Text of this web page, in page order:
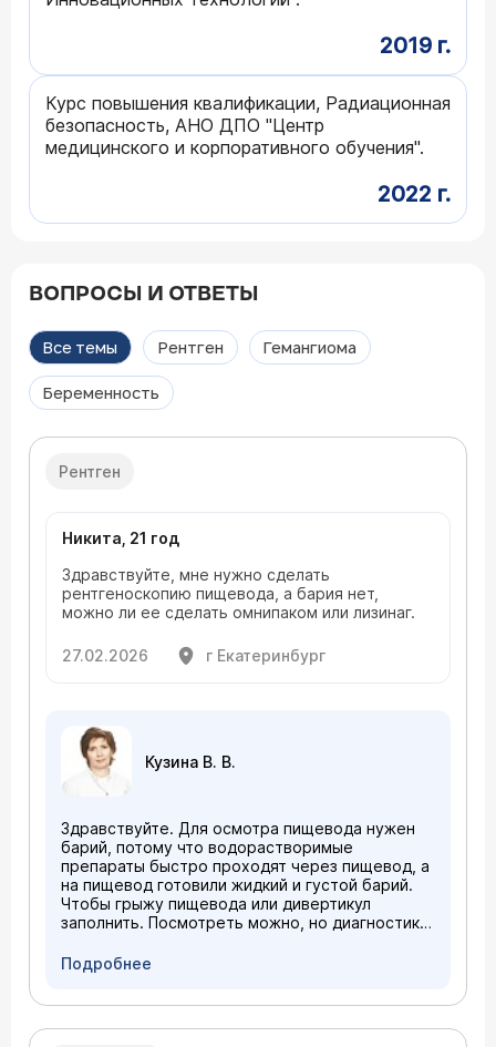
2019 г.
Курс повышения квалификации, Радиационная
безопасность, АНО ДПО "Центр
медицинского и корпоративного обучения".
2022 г.
ВОПРОСЫ И ОТВЕТЫ
Все темы Рентген Гемангиома
Беременность
Рентген
Никита, 21 год
Здравствуйте, мне нужно сделать
рентгеноскопию пищевода, а бария нет,
можно ли ее сделать омнипаком или лизинаг.
27.02.2026 г Екатеринбург
Кузина В. В.
Здравствуйте. Для осмотра пищевода нужен
барий, потому что водорастворимые
препараты быстро проходят через пищевод, а
на пищевод готовили жидкий и густой барий.
Чтобы грыжу пищевода или дивертикул
заполнить. Посмотреть можно, но диагностика
операционных пациентов смотрим с
препаратом омнипак.
Подробнее